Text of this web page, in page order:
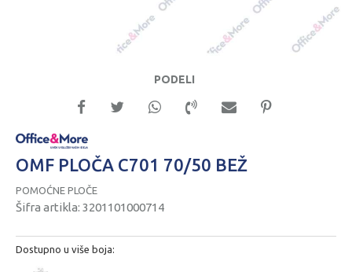
PODELI
OMF PLOČA C701 70/50 BEŽ
POMOĆNE PLOČE
Šifra artikla: 3201101000714
Dostupno u više boja: